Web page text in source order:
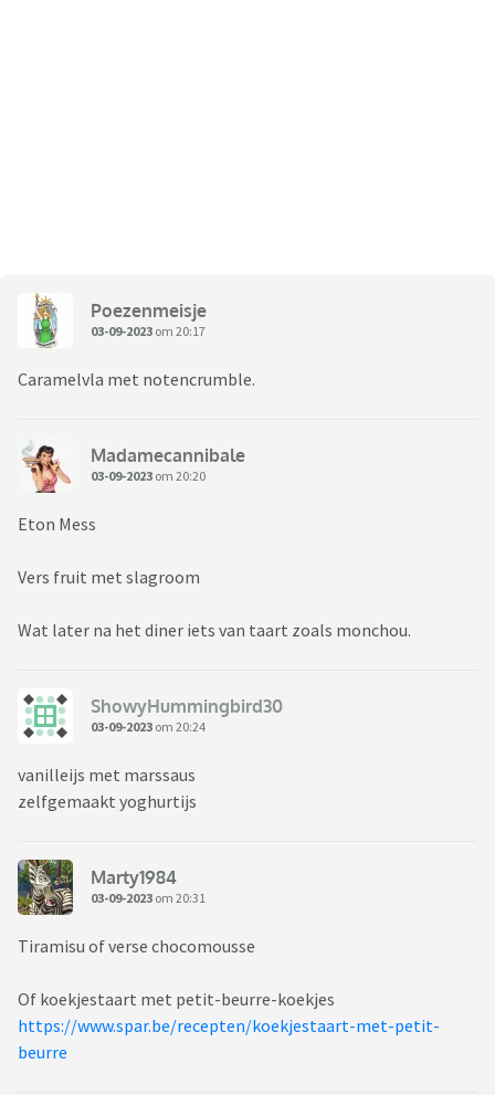
Poezenmeisje
03-09-2023 om 20:17
Caramelvla met notencrumble.
Madamecannibale
03-09-2023 om 20:20
Eton Mess
Vers fruit met slagroom
Wat later na het diner iets van taart zoals monchou.
ShowyHummingbird30
03-09-2023 om 20:24
vanilleijs met marssaus
zelfgemaakt yoghurtijs
Marty1984
03-09-2023 om 20:31
Tiramisu of verse chocomousse
Of koekjestaart met petit-beurre-koekjes
https://www.spar.be/recepten/koekjestaart-met-petit-
beurre